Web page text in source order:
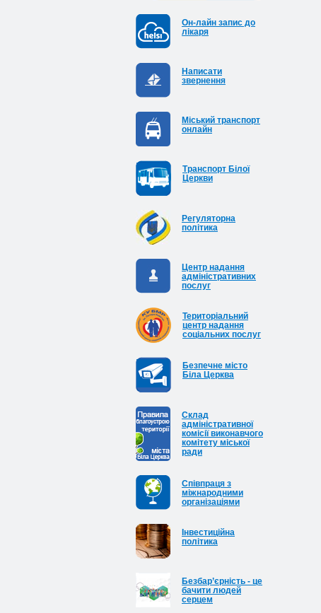
Он-лайн запис до
лікаря
Написати
звернення
Міський транспорт
онлайн
Транспорт Білої
Церкви
Регуляторна
політика
Центр надання
адміністративних
послуг
Територіальний
центр надання
соціальних послуг
Безпечне місто
Біла Церква
Cклад
адміністративної
комісії виконавчого
комітету міської
ради
Співпраця з
міжнародними
організаціями
Інвестиційна
політика
Безбар’єрність - це
бачити людей
серцем